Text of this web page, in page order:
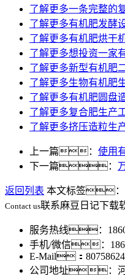
了解更多一条完整的
了解更多有机肥发酵
了解更多有机肥烘干
了解更多想投资一家
了解更多新型有机肥
了解更多生物有机肥
了解更多有机肥圆盘
了解更多复合肥生产
了解更多挤压造粒生
上一篇： 使用
下一篇：
返回列表 本文标签：
Contact us联系麻豆日记下载
服务热线：
手机/微信：
E-Mail：
公司地址：河